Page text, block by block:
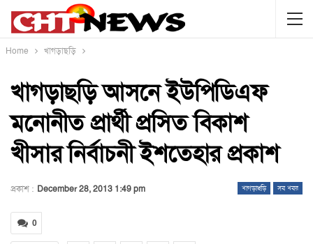
Home খাগড়াছড়ি
খাগড়াছড়ি আসনে ইউপিডিএফ
মনোনীত প্রার্থী প্রসিত বিকাশ
খীসার নির্বাচনী ইশতেহার প্রকাশ
খাগড়াছড়ি সব খবর
প্রকাশ : December 28, 2013 1:49 pm
0